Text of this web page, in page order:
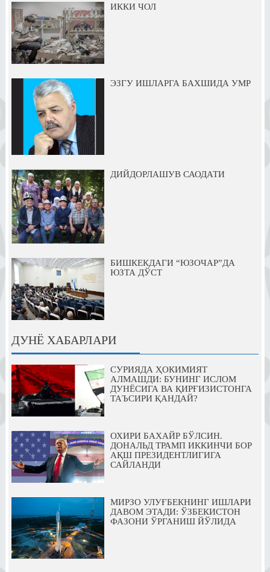
ИККИ ЧОЛ
ЭЗГУ ИШЛАРГА БАХШИДА УМР
ДИЙДОРЛАШУВ САОДАТИ
БИШКЕКДАГИ “ЮЗОЧАР”ДА
ЮЗТА ДЎСТ
ДУНЁ ХАБАРЛАРИ
СУРИЯДА ҲОКИМИЯТ
АЛМАШДИ: БУНИНГ ИСЛОМ
ДУНЁСИГА ВА ҚИРҒИЗИСТОНГА
ТАЪСИРИ ҚАНДАЙ?
ОХИРИ БАХАЙР БЎЛСИН.
ДОНАЛЬД ТРАМП ИККИНЧИ БОР
АҚШ ПРЕЗИДЕНТЛИГИГА
САЙЛАНДИ
МИРЗО УЛУҒБЕКНИНГ ИШЛАРИ
ДАВОМ ЭТАДИ: ЎЗБЕКИСТОН
ФАЗОНИ ЎРГАНИШ ЙЎЛИДА